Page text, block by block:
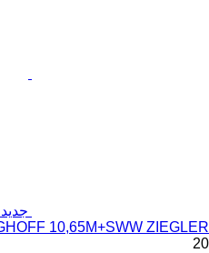
10,65M+SWW ZIEGLER
20